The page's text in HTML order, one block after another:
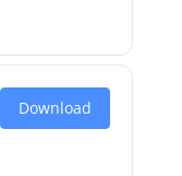
Download